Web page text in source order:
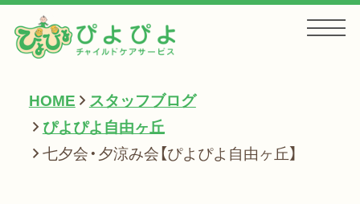
HOME
HOME
スタッフブログ
ぴよぴよ自由ヶ丘
七夕会・夕涼み会【ぴよぴよ自由ヶ丘】